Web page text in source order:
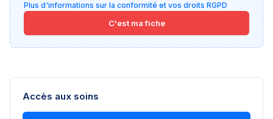
Plus d'informations sur la conformité et vos droits RGPD
C'est ma fiche
Accès aux soins